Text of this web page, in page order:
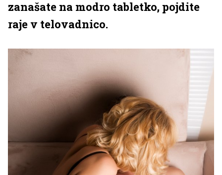
zanašate na modro tabletko, pojdite
raje v telovadnico.